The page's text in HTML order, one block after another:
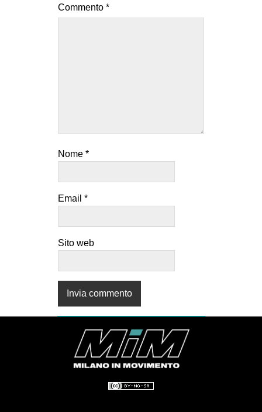
Commento *
Nome *
Email *
Sito web